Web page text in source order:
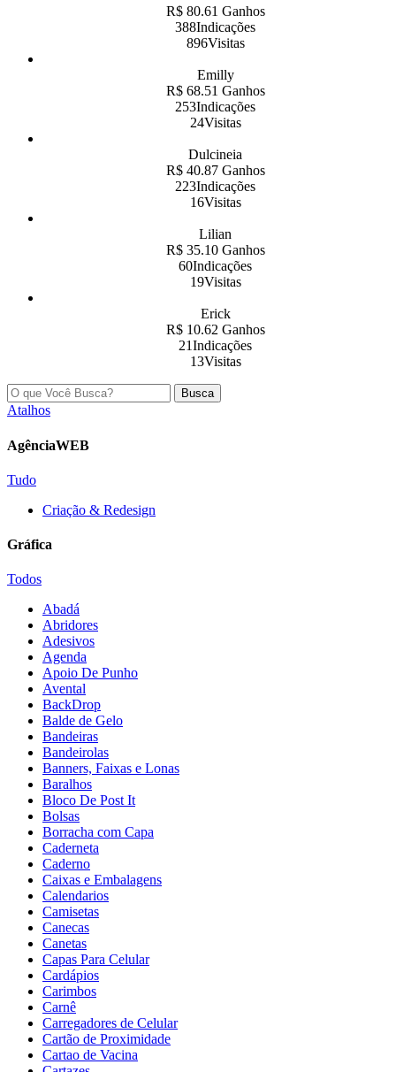
R$ 80.61 Ganhos
388Indicações
896Visitas
Emilly
R$ 68.51 Ganhos
253Indicações
24Visitas
Dulcineia
R$ 40.87 Ganhos
223Indicações
16Visitas
Lilian
R$ 35.10 Ganhos
60Indicações
19Visitas
Erick
R$ 10.62 Ganhos
21Indicações
13Visitas
Busca
Atalhos
AgênciaWEB
Tudo
Criação & Redesign
Gráfica
Todos
Abadá
Abridores
Adesivos
Agenda
Apoio De Punho
Avental
BackDrop
Balde de Gelo
Bandeiras
Bandeirolas
Banners, Faixas e Lonas
Baralhos
Bloco De Post It
Bolsas
Borracha com Capa
Caderneta
Caderno
Caixas e Embalagens
Calendarios
Camisetas
Canecas
Canetas
Capas Para Celular
Cardápios
Carimbos
Carnê
Carregadores de Celular
Cartão de Proximidade
Cartao de Vacina